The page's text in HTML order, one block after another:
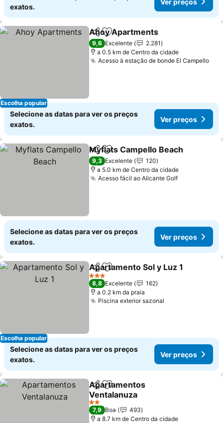
exatos.
Escolha popular
PartilharAdicionar aos favoritos
Ahoy Apartments
9,6 Excelente
2.281
a 0.5 km de Centro da cidade
Acesso à estação de bonde El Campello
Selecione as datas para ver os preços
exatos.
Ver preços
PartilharAdicionar aos favoritos
Myflats Campello Beach
9,3 Excelente
120
a 5.0 km de Centro da cidade
Acesso fácil ao Alicante Golf
Selecione as datas para ver os preços
exatos.
Ver preços
Escolha popular
PartilharAdicionar aos favoritos
Apartamento Sol y Luz 1
3 Estrelas
8,8 Excelente
162
a 0.2 km da praia
Piscina exterior sazonal
Selecione as datas para ver os preços
exatos.
Ver preços
PartilharAdicionar aos favoritos
Apartamentos
Ventalanuza
2 Estrelas
7,9 Boa
493
a 8.7 km de Centro da cidade